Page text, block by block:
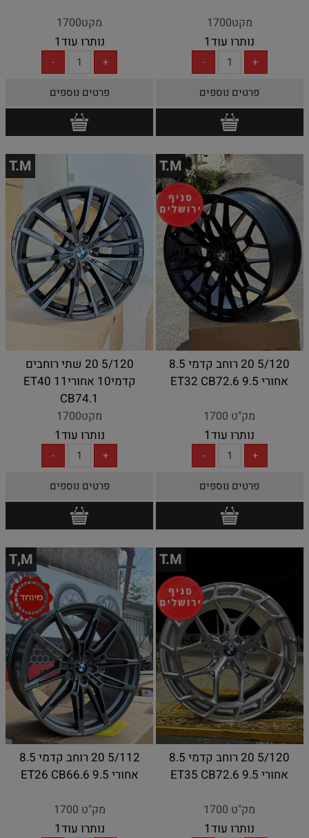
מקט1700
נותרו עוד1
פרטים נוספים
מקט1700
נותרו עוד1
פרטים נוספים
T.M
5/120 20 רוחב קדמי 8.5
אחורי 9.5 ET32 CB72.6
מק"ט 1700
נותרו עוד1
פרטים נוספים
T.M
5/120 20 שתי רוחבים
קדמי10 אחורי11 ET40
CB74.1
מקט1700
נותרו עוד1
פרטים נוספים
T.M
5/120 20 רוחב קדמי 8.5
אחורי 9.5 ET35 CB72.6
מק"ט 1700
נותרו עוד1
T,M
5/112 20 רוחב קדמי 8.5
אחורי 9.5 ET26 CB66.6
מק"ט 1700
נותרו עוד1